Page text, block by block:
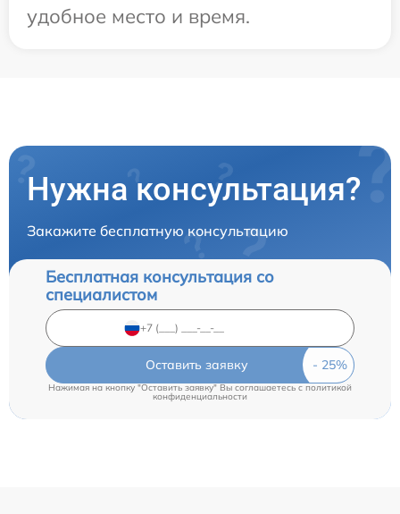
удобное место и время.
Нужна консультация?
Закажите бесплатную консультацию
Бесплатная консультация со
специалистом
Оставить заявку
Нажимая на кнопку "Оставить заявку" Вы соглашаетесь cполитикой
конфиденциальности